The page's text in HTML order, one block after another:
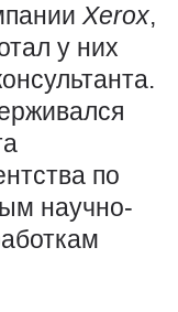
Xerox,
у них
по
научно-